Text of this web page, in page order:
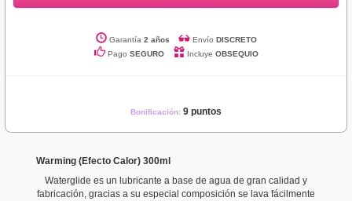
Garantía 2 años Envío DISCRETO
Pago SEGURO Incluye OBSEQUIO
Bonificación: 9 puntos
Warming (Efecto Calor) 300ml
Waterglide es un lubricante a base de agua de gran calidad y
fabricación, gracias a su especial composición se lava fácilmente